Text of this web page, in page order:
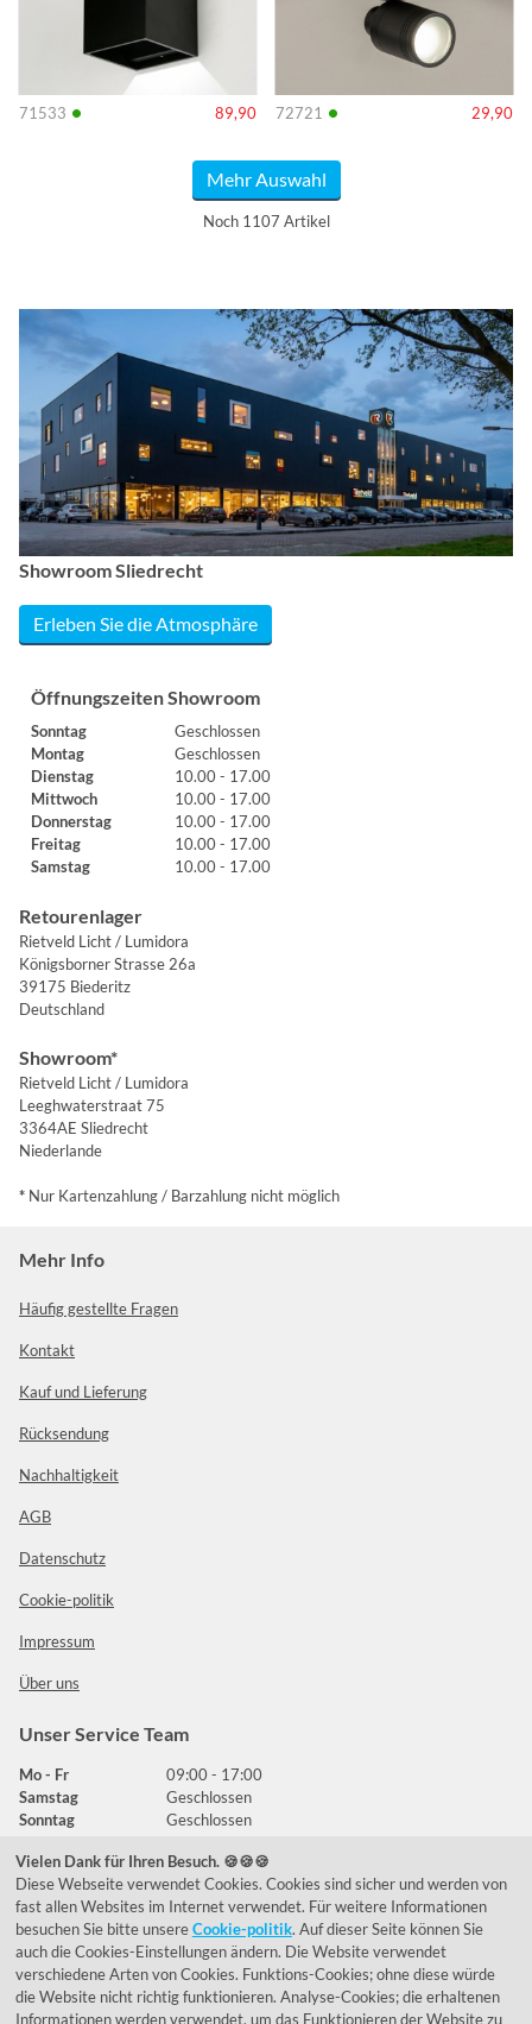
71533 • 89,90 72721 • 29,90
Mehr Auswahl
Noch 1107 Artikel
Showroom Sliedrecht
Erleben Sie die Atmosphäre
Öffnungszeiten Showroom
Sonntag
Geschlossen
Montag
Geschlossen
Dienstag
10.00 - 17.00
Mittwoch
10.00 - 17.00
Donnerstag
10.00 - 17.00
Freitag
10.00 - 17.00
Samstag
10.00 - 17.00
Retourenlager
Rietveld Licht / Lumidora
Königsborner Strasse 26a
39175 Biederitz
Deutschland
Showroom*
Rietveld Licht / Lumidora
Leeghwaterstraat 75
3364AE Sliedrecht
Niederlande
* Nur Kartenzahlung / Barzahlung nicht möglich
Mehr Info
Häufig gestellte Fragen
Kontakt
Kauf und Lieferung
Rücksendung
Nachhaltigkeit
AGB
Datenschutz
Cookie-politik
Impressum
Über uns
Unser Service Team
Mo - Fr
09:00 - 17:00
Samstag
Geschlossen
Sonntag
Geschlossen
Häufig gestellte Fragen
039292 - 678215
de@lumidora.com
Vielen Dank für Ihren Besuch. 🍪🍪🍪
Diese Webseite verwendet Cookies. Cookies sind sicher und werden von
fast allen Websites im Internet verwendet. Für weitere Informationen
besuchen Sie bitte unsereCookie-politik. Auf dieser Seite können Sie
auch die Cookies-Einstellungen ändern. Die Website verwendet
verschiedene Arten von Cookies. Funktions-Cookies; ohne diese würde
die Website nicht richtig funktionieren. Analyse-Cookies; die erhaltenen
Informationen werden verwendet, um das Funktionieren der Website zu